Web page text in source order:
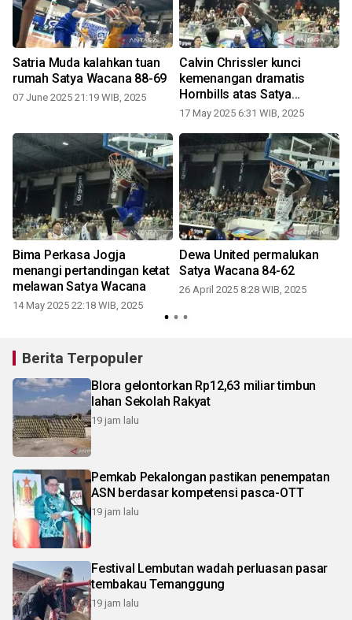
Satria Muda kalahkan tuan
rumah Satya Wacana 88-69
07 June 2025 21:19 WIB, 2025
Calvin Chrissler kunci
kemenangan dramatis
Hornbills atas Satya
Wacana
17 May 2025 6:31 WIB, 2025
Bima Perkasa Jogja
menangi pertandingan ketat
melawan Satya Wacana
14 May 2025 22:18 WIB, 2025
Dewa United permalukan
Satya Wacana 84-62
26 April 2025 8:28 WIB, 2025
Berita Terpopuler
Blora gelontorkan Rp12,63 miliar timbun
lahan Sekolah Rakyat
19 jam lalu
Pemkab Pekalongan pastikan penempatan
ASN berdasar kompetensi pasca-OTT
19 jam lalu
Festival Lembutan wadah perluasan pasar
tembakau Temanggung
19 jam lalu